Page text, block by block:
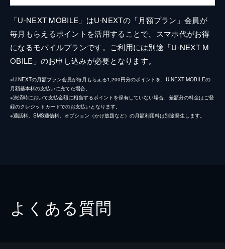
「U-NEXT MOBILE」はU-NEXTの「月額プラン」会員が
毎月もらえるポイントを活用することで、スマホ代がお得
になるモバイルプランです。ご利用には別途「U-NEXT M
OBILE」のお申し込みが必要となります。
※U-NEXTの月額プラン会員が毎月もらえる1,200円分のポイントを、U-NEXT MOBILEの
月額基本料の支払いに充てた場合。
※決済時において支払金額に相当するポイントを保有していない場合、差額分の料金はご登
録のクレジットカードでのお支払いとなります。
※通話料、SMS通信料、オプション（かけ放題など）の月額利用料は別途発生します。
よくある質問